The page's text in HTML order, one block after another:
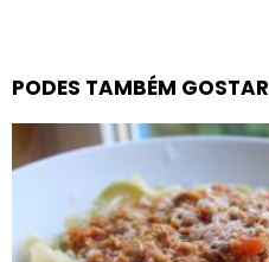
PODES TAMBÉM GOSTAR